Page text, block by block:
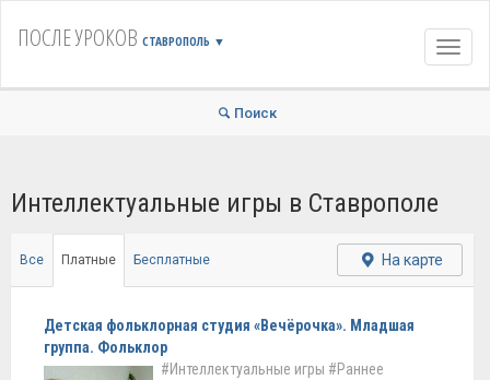
ПОСЛЕ УРОКОВ СТАВРОПОЛЬ ▼
Поиск
Интеллектуальные игры в Ставрополе
Все Платные Бесплатные На карте
Детская фольклорная студия «Вечёрочка». Младшая
группа. Фольклор
#Интеллектуальные игры #Раннее